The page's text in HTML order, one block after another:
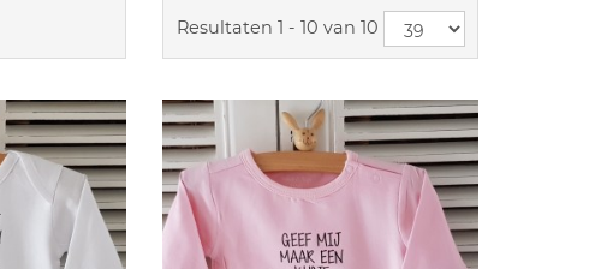
Resultaten 1 - 10 van 10